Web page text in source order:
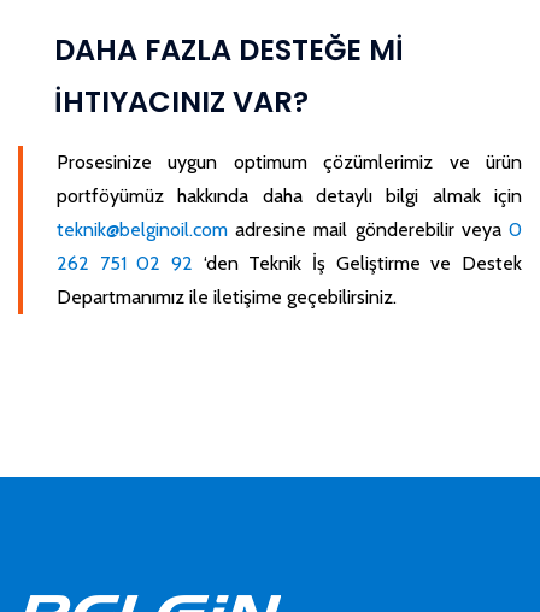
DAHA FAZLA DESTEĞE Mİ
İHTIYACINIZ VAR?
Prosesinize uygun optimum çözümlerimiz ve ürün
portföyümüz hakkında daha detaylı bilgi almak için
teknik@belginoil.com adresine mail gönderebilir veya 0
262 751 02 92 ‘den Teknik İş Geliştirme ve Destek
Departmanımız ile iletişime geçebilirsiniz.